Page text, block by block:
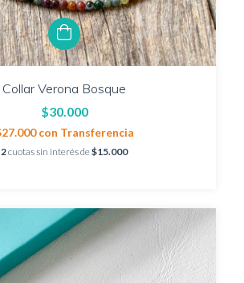
Collar Verona Bosque
$30.000
con Transferencia
2cuotas sin interés de$15.000